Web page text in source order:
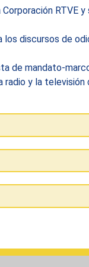
RTVE y
los discursos de
de mandato-
radio y la